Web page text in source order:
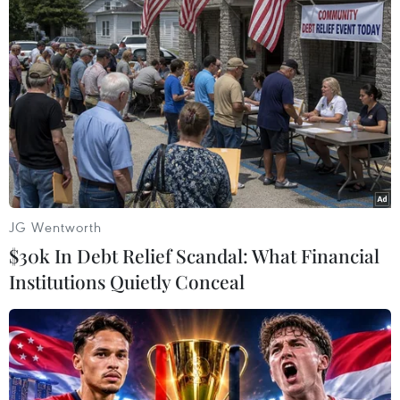
#Sở Giao thông Vận tải Hà Nội
#kinh doanh vận tải hành khách
#Hà Nội
TP. Hà Nội
JG Wentworth
$30k In Debt Relief Scandal: What Financial
Institutions Quietly Conceal